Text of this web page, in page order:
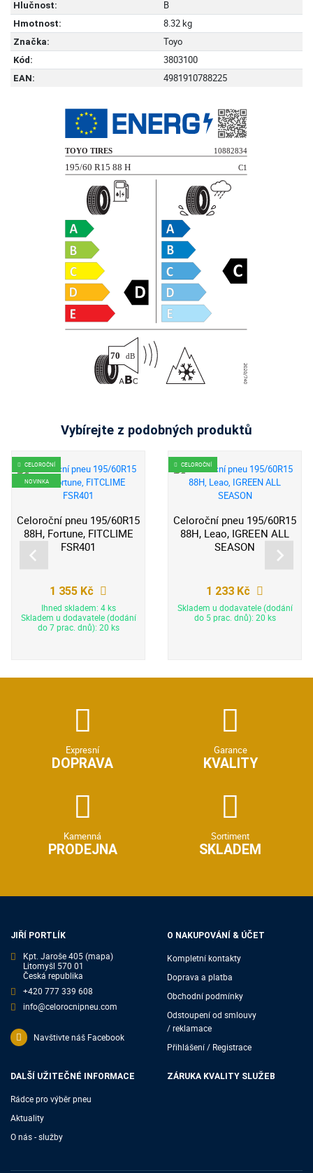
Hlučnost: B
Hmotnost: 8.32 kg
Značka: Toyo
Kód: 3803100
EAN: 4981910788225
Vybírejte z podobných produktů
CELOROČNÍ
NOVINKA
Celoroční pneu 195/60R15
88H, Fortune, FITCLIME
FSR401
1 355 Kč
Ihned skladem: 4 ks
Skladem u dodavatele (dodání
do 7 prac. dnů): 20 ks
CELOROČNÍ
Celoroční pneu 195/60R15
88H, Leao, IGREEN ALL
SEASON
1 233 Kč
Skladem u dodavatele (dodání
do 5 prac. dnů): 20 ks
Expresní
DOPRAVA
Garance
KVALITY
Kamenná
PRODEJNA
Sortiment
SKLADEM
JIŘÍ PORTLÍK
Kpt. Jaroše 405(mapa)
Litomyšl 570 01
Česká republika
+420 777 339 608
info@celorocnipneu.com
Navštivte náš Facebook
O NAKUPOVÁNÍ & ÚČET
Kompletní kontakty
Doprava a platba
Obchodní podmínky
Odstoupení od smlouvy
/ reklamace
Přihlášení / Registrace
DALŠÍ UŽITEČNÉ INFORMACE
Rádce pro výběr pneu
Aktuality
O nás - služby
ZÁRUKA KVALITY SLUŽEB